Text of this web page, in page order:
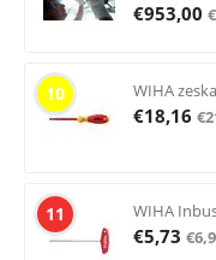
€953,00 €
10 WIHA
€18,16 €
11 WIHA
€5,73 €